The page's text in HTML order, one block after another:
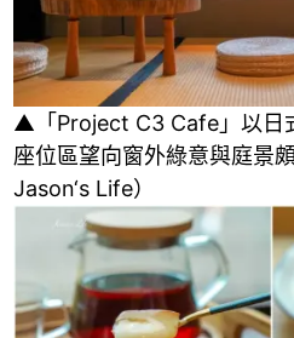
▲「Project C3 Cafe」以日
座位區望向窗外綠意與庭景
Jason‘s Life）